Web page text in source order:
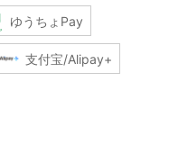
ゆうちょPay
支付宝/Alipay+